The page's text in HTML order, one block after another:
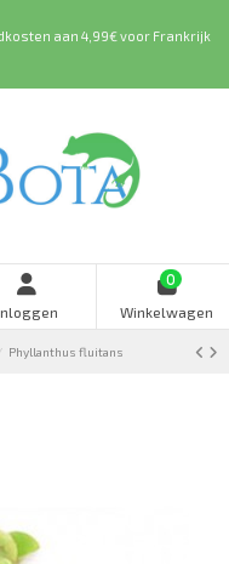
aan 4,99€ voor Frankrijk
0
Winkelwagen
Phyllanthus fluitans